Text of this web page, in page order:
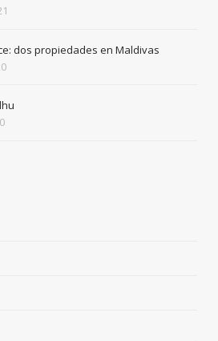
dos propiedades en Maldivas